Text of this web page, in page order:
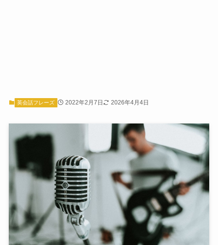
英会話フレーズ 2022年2月7日 2026年4月4日